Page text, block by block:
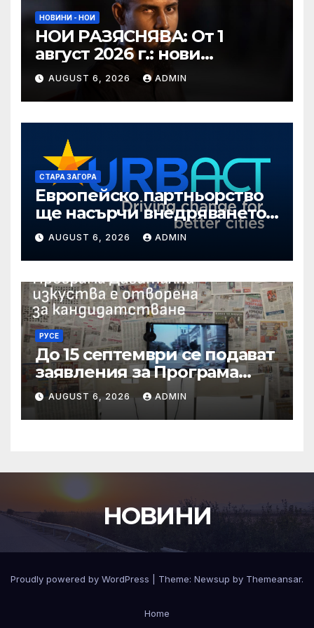
НОВИНИ - НОИ
НОИ РАЗЯСНЯВА: От 1
август 2026 г.: нови
размери на осигурителния
доход; осигурителни
вноски за нова група
осигурени лица
AUGUST 6, 2026 ADMIN
СТАРА ЗАГОРА
Европейско партньорство
ще насърчи внедряването
на интелигентни решения
в Стара Загора
AUGUST 6, 2026 ADMIN
РУСЕ
До 15 септември се подават
заявления за Програма
„Дигитални изкуства“ на
Национален фонд
„Култура“
AUGUST 6, 2026 ADMIN
НОВИНИ
Proudly powered by WordPress Theme: Newsup by Themeansar.
Home